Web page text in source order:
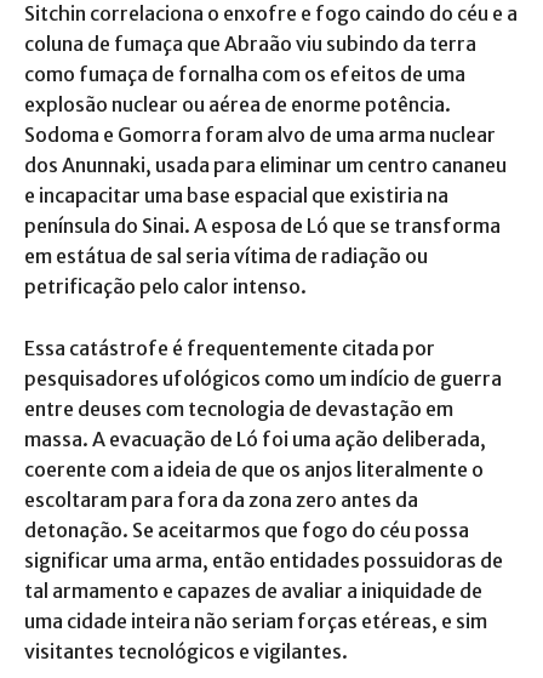
Sitchin correlaciona o enxofre e fogo caindo do céu e a
coluna de fumaça que Abraão viu subindo da terra
como fumaça de fornalha com os efeitos de uma
explosão nuclear ou aérea de enorme potência.
Sodoma e Gomorra foram alvo de uma arma nuclear
dos Anunnaki, usada para eliminar um centro cananeu
e incapacitar uma base espacial que existiria na
península do Sinai. A esposa de Ló que se transforma
em estátua de sal seria vítima de radiação ou
petrificação pelo calor intenso.
Essa catástrofe é frequentemente citada por
pesquisadores ufológicos como um indício de guerra
entre deuses com tecnologia de devastação em
massa. A evacuação de Ló foi uma ação deliberada,
coerente com a ideia de que os anjos literalmente o
escoltaram para fora da zona zero antes da
detonação. Se aceitarmos que fogo do céu possa
significar uma arma, então entidades possuidoras de
tal armamento e capazes de avaliar a iniquidade de
uma cidade inteira não seriam forças etéreas, e sim
visitantes tecnológicos e vigilantes.